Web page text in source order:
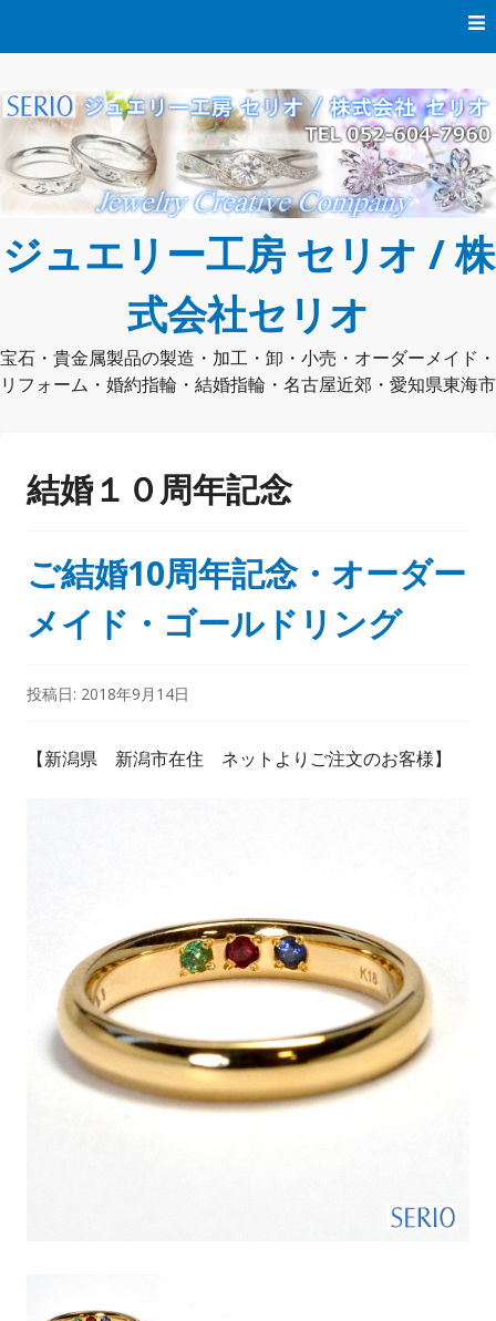
ン
ツ
へ
ス
キ
ジュエリー工房 セリオ / 株
式会社セリオ
宝石・貴金属製品の製造・加工・卸・小売・オーダーメイド・
リフォーム・婚約指輪・結婚指輪・名古屋近郊・愛知県東海市
結婚１０周年記念
ご結婚10周年記念・オーダー
メイド・ゴールドリング
投稿日: 2018年9月14日
【新潟県 新潟市在住 ネットよりご注文のお客様】